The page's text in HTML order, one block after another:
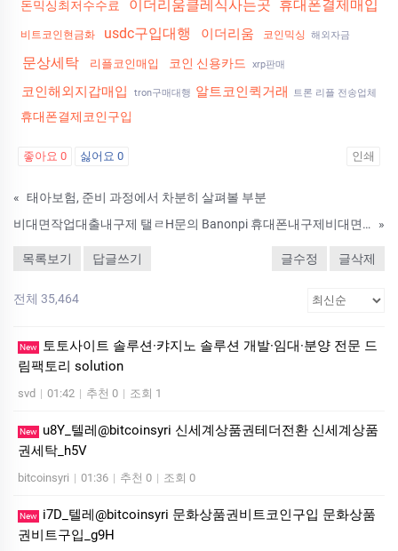
돈믹싱최저수수료 이더리움클레식사는곳 휴대폰결제매입
비트코인현금화 usdc구입대행 이더리움 코인믹싱 해외자금
문상세탁 리플코인매입 코인 신용카드 xrp판매
코인해외지갑매입 tron구매대행 알트코인퀵거래 트론 리플 전송업체
휴대폰결제코인구입
좋아요 0 싫어요 0 인쇄
« 태아보험, 준비 과정에서 차분히 살펴볼 부분
비대면작업대출내구제 탤ㄹH문의 Banonpi 휴대폰내구제비대면 바넌피선불유심내구제 청송군휴대폰소액급전대출 소상공인긴급지원자금 THC
»
목록보기 답글쓰기 글수정 글삭제
전체 35,464
New
토­토사이트 솔루션·캬지노 솔루션 개발·임대·분양 전문 드
림팩토리 solution
svd | 01:42 | 추천 0 | 조회 1
New
u8Y_텔레@bitcoinsyri 신세계상품권테더전환 신세계상품
권세탁_h5V
bitcoinsyri | 01:36 | 추천 0 | 조회 0
New
i7D_텔레@bitcoinsyri 문화상품권비트코인구입 문화상품
권비트구입_g9H